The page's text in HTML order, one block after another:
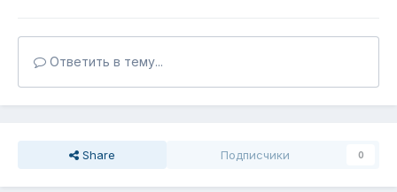
Ответить в тему...
Share Подписчики 0